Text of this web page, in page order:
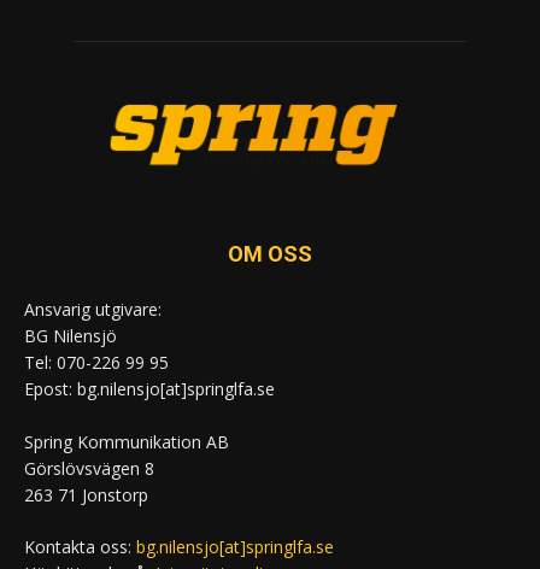
OM OSS
Ansvarig utgivare:
BG Nilensjö
Tel: 070-226 99 95
Epost: bg.nilensjo[at]springlfa.se
Spring Kommunikation AB
Görslövsvägen 8
263 71 Jonstorp
Kontakta oss: bg.nilensjo[at]springlfa.se